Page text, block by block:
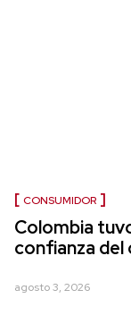
CONSUMIDOR
Colombia
confianza
agosto 3, 2026